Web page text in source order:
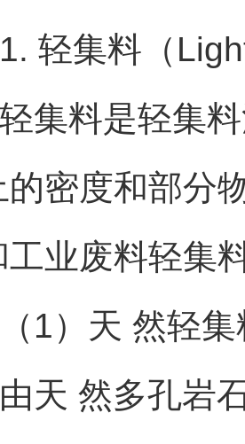
集料（
料是轻集料
的密度和部分
工业废料轻集
）天 然轻集
然多孔岩石